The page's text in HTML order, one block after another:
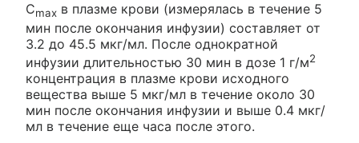
Cmax в плазме крови (измерялась в течение 5
мин после окончания инфузии) составляет от
3.2 до 45.5 мкг/мл. После однократной
инфузии длительностью 30 мин в дозе 1 г/м2
концентрация в плазме крови исходного
вещества выше 5 мкг/мл в течение около 30
мин после окончания инфузии и выше 0.4 мкг/
мл в течение еще часа после этого.